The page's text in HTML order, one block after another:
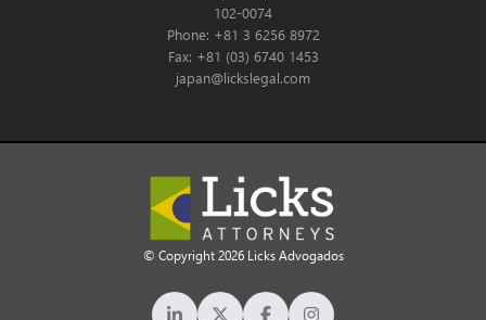
102-0074
Phone: +81 3 6256 8972
Fax: +81 (03) 6740 1453
japan@lickslegal.com
© Copyright 2026 Licks Advogados